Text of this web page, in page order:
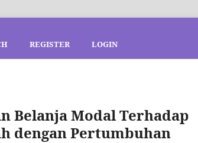
REGISTER LOGIN
Belanja Modal Terhadap
dengan Pertumbuhan